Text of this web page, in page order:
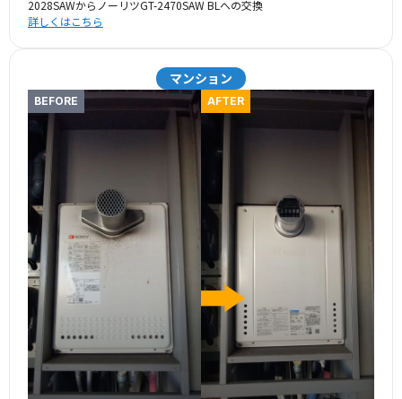
2028SAWからノーリツGT-2470SAW BLへの交換
詳しくはこちら
マンション
BEFORE AFTER